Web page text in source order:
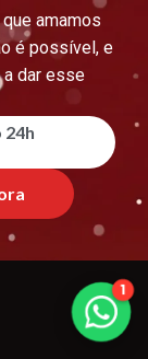
amamos
é possível, e
a dar esse
1